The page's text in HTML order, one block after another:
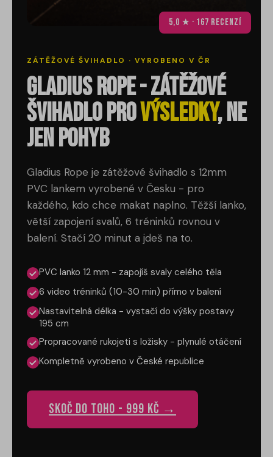
ZÁTĚŽOVÉ ŠVIHADLO · VYROBENO V ČR
Gladius Rope - zátěžové
švihadlo provýsledky, ne
jen pohyb
Gladius Rope je zátěžové švihadlo s 12mm
PVC lankem vyrobené v Česku - pro
každého, kdo chce makat naplno. Těžší lanko,
větší zapojení svalů, 6 tréninků rovnou v
balení. Stačí 20 minut a jdeš na to.
PVC lanko 12 mm - zapojíš svaly celého těla
6 video tréninků (10-30 min) přímo v balení
Nastavitelná délka - vystačí do výšky postavy
195 cm
Propracované rukojeti s ložisky - plynulé otáčení
Kompletně vyrobeno v České republice
Skoč do toho - 999 Kč →
5,0 ★ · 167 recenzí